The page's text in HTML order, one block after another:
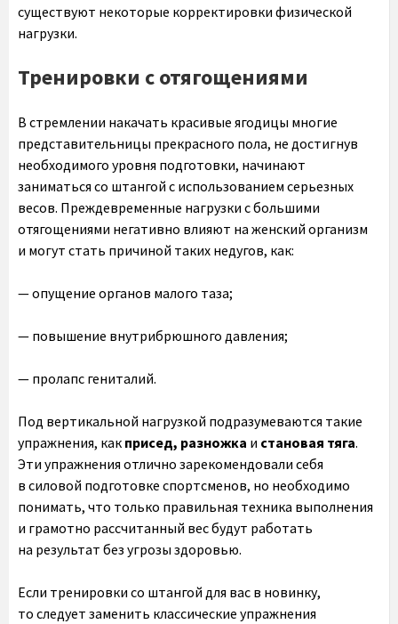
существуют некоторые корректировки физической
нагрузки.
Тренировки с отягощениями
В стремлении накачать красивые ягодицы многие
представительницы прекрасного пола, не достигнув
необходимого уровня подготовки, начинают
заниматься со штангой с использованием серьезных
весов. Преждевременные нагрузки с большими
отягощениями негативно влияют на женский организм
и могут стать причиной таких недугов, как:
— опущение органов малого таза;
— повышение внутрибрюшного давления;
— пролапс гениталий.
Под вертикальной нагрузкой подразумеваются такие
упражнения, как присед, разножка и становая тяга.
Эти упражнения отлично зарекомендовали себя
в силовой подготовке спортсменов, но необходимо
понимать, что только правильная техника выполнения
и грамотно рассчитанный вес будут работать
на результат без угрозы здоровью.
Если тренировки со штангой для вас в новинку,
то следует заменить классические упражнения